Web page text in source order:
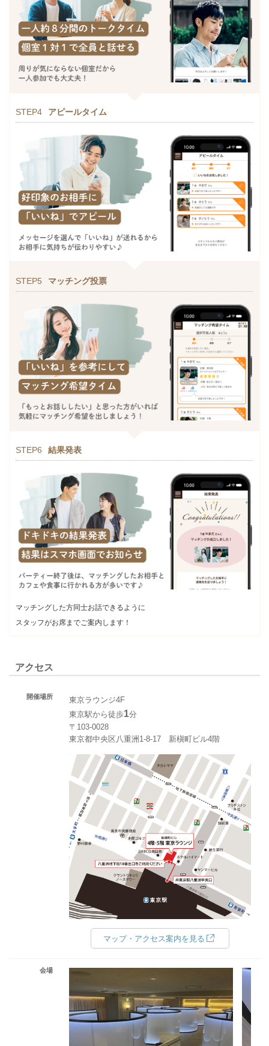
STEP4 アピールタイム
STEP5 マッチング投票
STEP6 結果発表
マッチングした方同士お話できるように
スタッフがお席までご案内します！
アクセス
開催場所
東京ラウンジ4F
東京駅から徒歩1分
〒103-0028
東京都中央区八重洲1-8-17 新槇町ビル4階
マップ・アクセス案内を見る
会場